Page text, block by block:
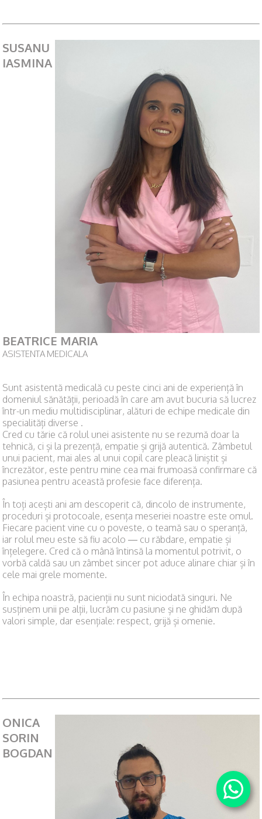
SUSANU
IASMINA
BEATRICE MARIA
ASISTENTA MEDICALA
Sunt asistentă medicală cu peste cinci ani de experiență în
domeniul sănătății, perioadă în care am avut bucuria să lucrez
într-un mediu multidisciplinar, alături de echipe medicale din
specialități diverse .
Cred cu tărie că rolul unei asistente nu se rezumă doar la
tehnică, ci și la prezență, empatie și grijă autentică. Zâmbetul
unui pacient, mai ales al unui copil care pleacă liniștit și
încrezător, este pentru mine cea mai frumoasă confirmare că
pasiunea pentru această profesie face diferența.
În toți acești ani am descoperit că, dincolo de instrumente,
proceduri și protocoale, esența meseriei noastre este omul.
Fiecare pacient vine cu o poveste, o teamă sau o speranță,
iar rolul meu este să fiu acolo — cu răbdare, empatie și
înțelegere. Cred că o mână întinsă la momentul potrivit, o
vorbă caldă sau un zâmbet sincer pot aduce alinare chiar și în
cele mai grele momente.
În echipa noastră, pacienții nu sunt niciodată singuri. Ne
susținem unii pe alții, lucrăm cu pasiune și ne ghidăm după
valori simple, dar esențiale: respect, grijă și omenie.
ONICA
SORIN
BOGDAN